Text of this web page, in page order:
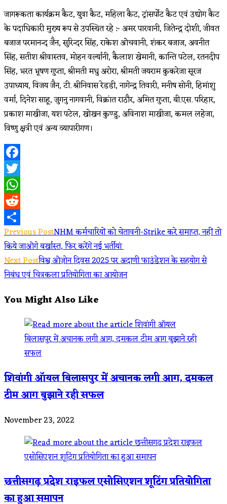
जागरूकता कार्यक्रम कैट, युवा कैट, महिला कैट, ट्रांसर्पोट कैट एवं उद्योग कैट
के पदाधिकारी मुख्य रूप से उपस्थित रहे :- अमर पारवानी, जितेन्द्र दोशी, जीवत
बजाज परमानन्द जैन, सुरिन्दर सिंह, राकेश ओचवानी, शंकर बजाज, अवनीत
सिंह, सतीश श्रीवास्तव, मोहन वर्ल्यानी, कैलाश खेमानी, कान्ति पटेल, रतनदीप
सिंह, भरत भूषण गुप्ता, श्रीमती मधु अरोरा, श्रीमती जयराम कुकरेजा सूरज
उपाध्याय, विजय जैन, टी. श्रीनिवास रेडडी, नागेन्द्र तिवारी, मनीष सोनी, हिमांशु
वर्मा, दिनेश साहू, जुगनु नागवानी, विक्रांत राठौर, अमित गुप्ता, बी.एस. परिहार,
प्रकाश माखीजा, यश पटेल, खोखन कुण्डु, अविनाश माखीजा, कमल लहेजा,
विष्णु क्षत्री एवं अन्य व्यापारीगण।
Facebook
Twitter
WhatsApp
Reddit
Share
Read
more
articles
Previous PostNHM कर्मचारियों को चेतावनी-Strike करे समाप्त, नहीं तो
किये जाओगे बर्खास्त, फिर करेंगे नई भर्तीयां
Next Postविश्व ओज़ोन दिवस 2025 पर अदाणी फाउंडेशन के सहयोग से
निबंध एवं चित्रकला प्रतियोगिता का आयोजन
You Might Also Like
शिवांगी ऑयल बिलासपुर में अचानक लगी आग, दमकल
टीम आग बुझाने रही सफल
November 23, 2022
छत्तीसगढ़ प्रदेश राइफल एसोसिएशन शूटिंग प्रतियोगिता
का हुआ समापन